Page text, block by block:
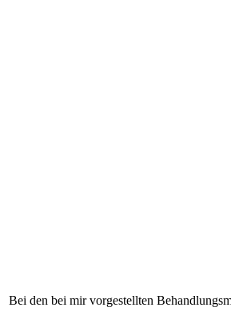
Bei den bei mir vorgestellten